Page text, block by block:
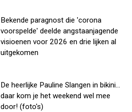
Bekende paragnost die 'corona
voorspelde' deelde angstaanjagende
visioenen voor 2026 en drie lijken al
uitgekomen
De heerlijke Pauline Slangen in bikini...
daar kom je het weekend wel mee
door! (foto's)